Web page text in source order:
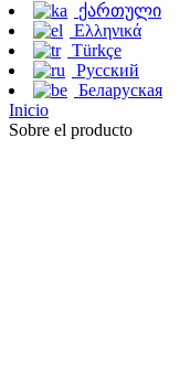
ქართული
Ελληνικά
Türkçe
Русский
Беларуская
Inicio
Sobre el producto